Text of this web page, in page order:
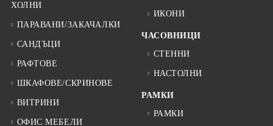
ХОЛНИ
ПАРАВАНИ/ЗАКАЧАЛКИ
САНДЪЦИ
РАФТОВЕ
ШКАФОВЕ/СКРИНОВЕ
ВИТРИНИ
ОФИС МЕБЕЛИ
ИКОНИ
ЧАСОВНИЦИ
СТЕННИ
НАСТОЛНИ
РАМКИ
РАМКИ